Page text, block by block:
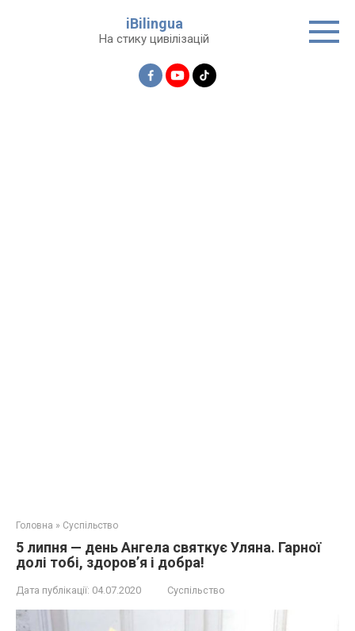
iBilingua
На стику цивілізацій
Головна » Суспільство
5 липня — день Ангела святкує Уляна. Гарної
долі тобі, здоров’я і добра!
Дата публікації: 04.07.2020 Суспільство